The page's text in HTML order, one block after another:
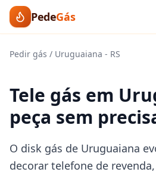
PedeGás
Pedir gás / Uruguaiana - RS
Tele gás em
peça sem
O disk gás de Uruguaiana
decorar telefone de